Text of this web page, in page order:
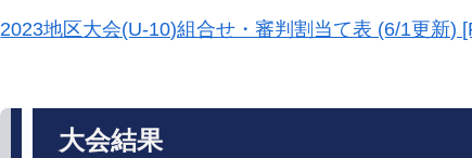
2023地区大会(U-10)組合せ・審判割当て表 (6/1更新)
大会結果